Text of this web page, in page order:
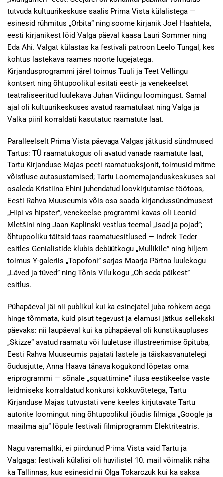
tutvuda kultuurikeskuse saalis Prima Vista külalistega —
esinesid rühmitus „Orbita” ning soome kirjanik Joel Haahtela,
eesti kirjanikest lõid Valga päeval kaasa Lauri Sommer ning
Eda Ahi. Valgat külastas ka festivali patroon Leelo Tungal, kes
kohtus lastekava raames noorte lugejatega.
Kirjandusprogrammi järel toimus Tuuli ja Teet Vellingu
kontsert ning õhtupoolikul esitati eesti- ja venekeelset
teatraliseeritud luulekava Juhan Viidingu loomingust. Samal
ajal oli kultuurikeskuses avatud raamatulaat ning Valga ja
Valka piiril korraldati kasutatud raamatute laat.
Paralleelselt Prima Vista päevaga Valgas jätkusid sündmused
Tartus: TÜ raamatukogus oli avatud vanade raamatute laat,
Tartu Kirjanduse Majas peeti raamatuoksjonit, toimusid mitme
võistluse autasustamised; Tartu Loomemajanduskeskuses sai
osaleda Kristiina Ehini juhendatud loovkirjutamise töötoas,
Eesti Rahva Muuseumis võis osa saada kirjandussündmusest
„Hipi vs hipster”, venekeelse programmi kavas oli Leonid
Mletšini ning Jaan Kaplinski vestlus teemal „Isad ja pojad”;
õhtupooliku täitsid taas raamatuesitlused — Indrek Teder
esitles Genialistide klubis debüütkogu „Mullikile” ning hiljem
toimus Y-galeriis „Topofoni” sarjas Maarja Pärtna luulekogu
„Läved ja tüved” ning Tõnis Vilu kogu „Oh seda päikest”
esitlus.
Pühapäeval jäi nii publikul kui ka esinejatel juba rohkem aega
hinge tõmmata, kuid pisut tegevust ja elamusi jätkus sellekski
päevaks: nii laupäeval kui ka pühapäeval oli kunstikaupluses
„Skizze” avatud raamatu või luuletuse illustreerimise õpituba,
Eesti Rahva Muuseumis pajatati lastele ja täiskasvanutelegi
õudusjutte, Anna Haava tänava kogukond lõpetas oma
eriprogrammi — sõnale „squattimine” ilusa eestikeelse vaste
leidmiseks korraldatud konkursi kokkuvõtetega, Tartu
Kirjanduse Majas tutvustati vene keeles kirjutavate Tartu
autorite loomingut ning õhtupoolikul jõudis filmiga „Google ja
maailma aju” lõpule festivali filmiprogramm Elektriteatris.
Nagu varemaltki, ei piirdunud Prima Vista vaid Tartu ja
Valgaga: festivali külalisi oli huvilistel 10. mail võimalik näha
ka Tallinnas, kus esinesid nii Olga Tokarczuk kui ka saksa